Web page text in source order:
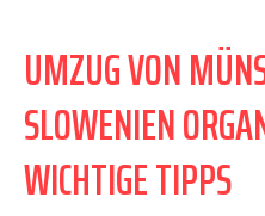
UMZUG VON
SLOWENIEN
WICHTIGE TIPPS